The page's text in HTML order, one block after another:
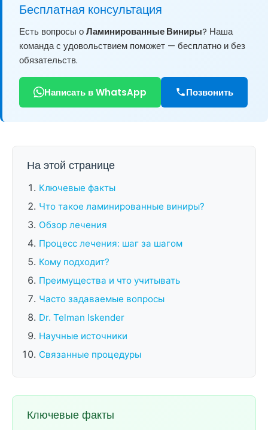
Бесплатная консультация
Есть вопросы оЛаминированные Виниры? Наша
команда с удовольствием поможет — бесплатно и без
обязательств.
Написать в WhatsApp Позвонить
На этой странице
Ключевые факты
Что такое ламинированные виниры?
Обзор лечения
Процесс лечения: шаг за шагом
Кому подходит?
Преимущества и что учитывать
Часто задаваемые вопросы
Dr. Telman Iskender
Научные источники
Связанные процедуры
Ключевые факты